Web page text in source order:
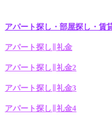
アパート探し・部屋探し・賃
アパート探し∥礼金
アパート探し∥礼金2
アパート探し∥礼金3
アパート探し∥礼金4